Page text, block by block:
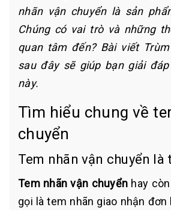
nhãn vận chuyển là sản
Chúng có vai trò và những
quan tâm đến? Bài viết
sau đây sẽ giúp bạn giải
này.
Tìm hiểu chung về
chuyển
Tem nhãn vận chuyển là
Tem nhãn vận chuyển hay
gọi là tem nhãn giao nhận đơn